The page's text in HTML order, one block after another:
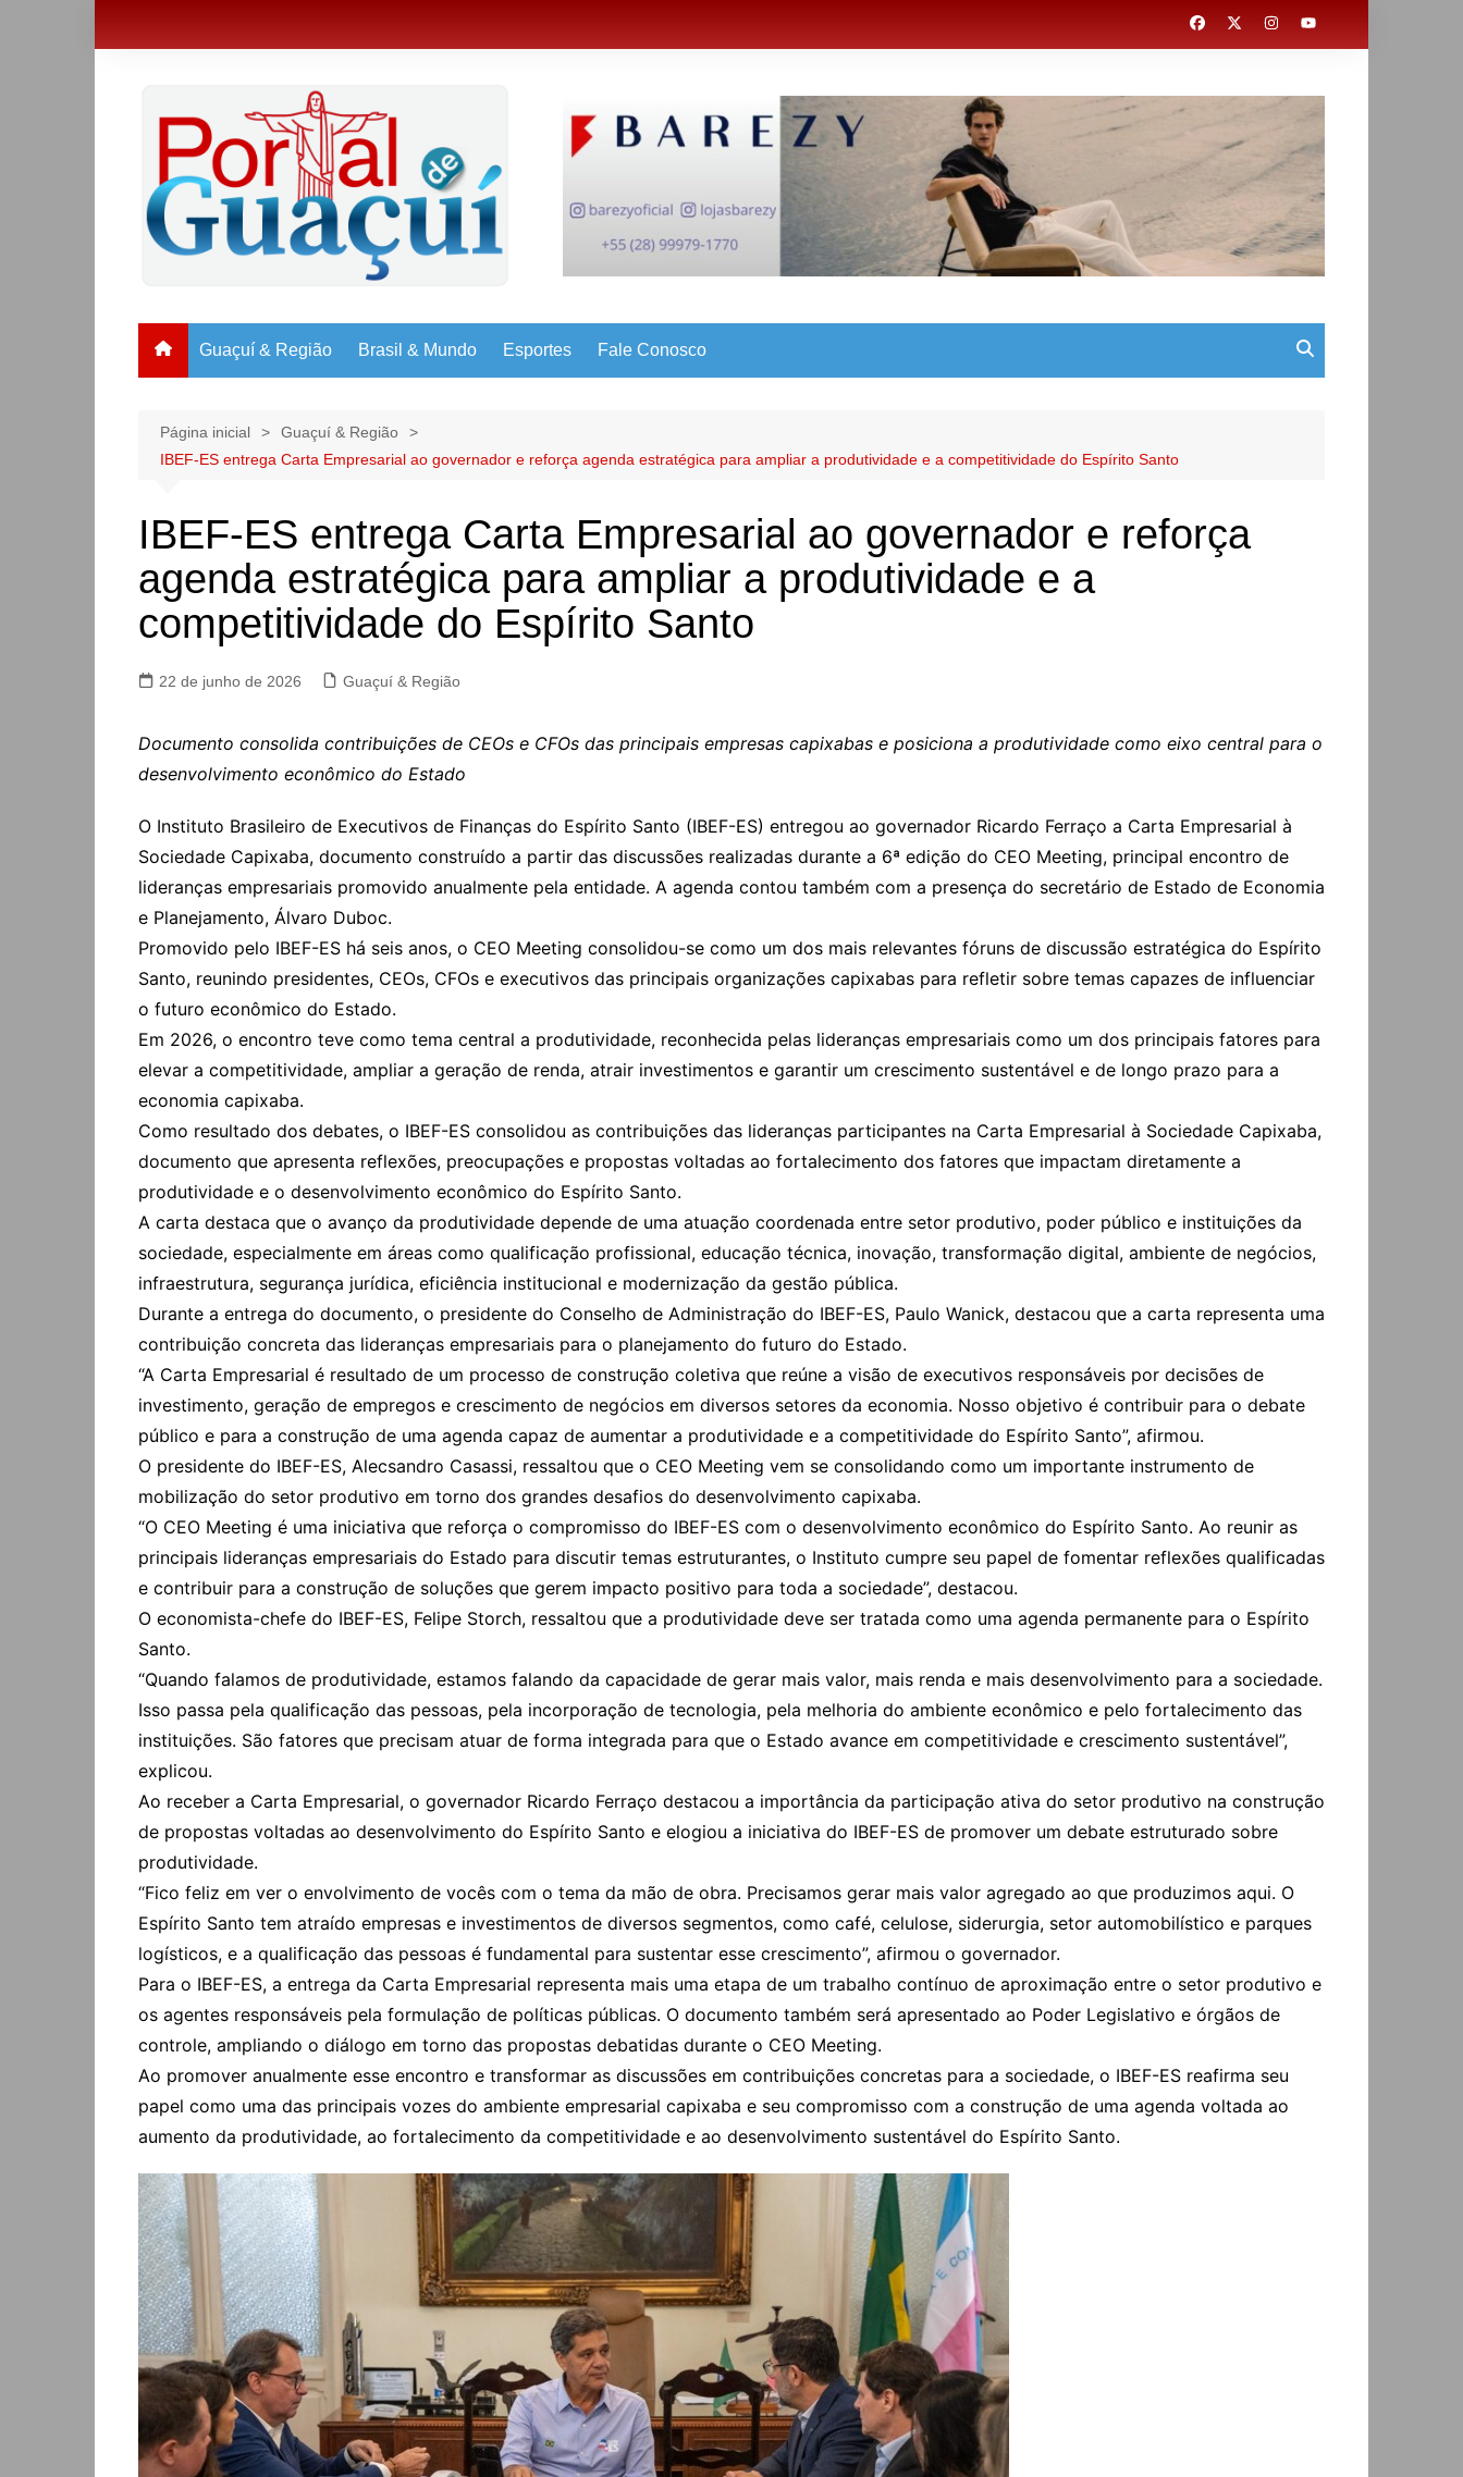
Guaçuí & Região Brasil & Mundo Esportes Fale Conosco
Página inicial
Guaçuí & Região
IBEF-ES entrega Carta Empresarial ao governador e reforça agenda estratégica para ampliar a produtividade e a competitividade do Espírito Santo
IBEF-ES entrega Carta Empresarial ao governador e reforça
agenda estratégica para ampliar a produtividade e a
competitividade do Espírito Santo
22 de junho de 2026 Guaçuí & Região
Documento consolida contribuições de CEOs e CFOs das principais empresas capixabas e posiciona a produtividade como eixo central para o
desenvolvimento econômico do Estado
O Instituto Brasileiro de Executivos de Finanças do Espírito Santo (IBEF-ES) entregou ao governador Ricardo Ferraço a Carta Empresarial à
Sociedade Capixaba, documento construído a partir das discussões realizadas durante a 6ª edição do CEO Meeting, principal encontro de
lideranças empresariais promovido anualmente pela entidade. A agenda contou também com a presença do secretário de Estado de Economia
e Planejamento, Álvaro Duboc.
Promovido pelo IBEF-ES há seis anos, o CEO Meeting consolidou-se como um dos mais relevantes fóruns de discussão estratégica do Espírito
Santo, reunindo presidentes, CEOs, CFOs e executivos das principais organizações capixabas para refletir sobre temas capazes de influenciar
o futuro econômico do Estado.
Em 2026, o encontro teve como tema central a produtividade, reconhecida pelas lideranças empresariais como um dos principais fatores para
elevar a competitividade, ampliar a geração de renda, atrair investimentos e garantir um crescimento sustentável e de longo prazo para a
economia capixaba.
Como resultado dos debates, o IBEF-ES consolidou as contribuições das lideranças participantes na Carta Empresarial à Sociedade Capixaba,
documento que apresenta reflexões, preocupações e propostas voltadas ao fortalecimento dos fatores que impactam diretamente a
produtividade e o desenvolvimento econômico do Espírito Santo.
A carta destaca que o avanço da produtividade depende de uma atuação coordenada entre setor produtivo, poder público e instituições da
sociedade, especialmente em áreas como qualificação profissional, educação técnica, inovação, transformação digital, ambiente de negócios,
infraestrutura, segurança jurídica, eficiência institucional e modernização da gestão pública.
Durante a entrega do documento, o presidente do Conselho de Administração do IBEF-ES, Paulo Wanick, destacou que a carta representa uma
contribuição concreta das lideranças empresariais para o planejamento do futuro do Estado.
“A Carta Empresarial é resultado de um processo de construção coletiva que reúne a visão de executivos responsáveis por decisões de
investimento, geração de empregos e crescimento de negócios em diversos setores da economia. Nosso objetivo é contribuir para o debate
público e para a construção de uma agenda capaz de aumentar a produtividade e a competitividade do Espírito Santo”, afirmou.
O presidente do IBEF-ES, Alecsandro Casassi, ressaltou que o CEO Meeting vem se consolidando como um importante instrumento de
mobilização do setor produtivo em torno dos grandes desafios do desenvolvimento capixaba.
“O CEO Meeting é uma iniciativa que reforça o compromisso do IBEF-ES com o desenvolvimento econômico do Espírito Santo. Ao reunir as
principais lideranças empresariais do Estado para discutir temas estruturantes, o Instituto cumpre seu papel de fomentar reflexões qualificadas
e contribuir para a construção de soluções que gerem impacto positivo para toda a sociedade”, destacou.
O economista-chefe do IBEF-ES, Felipe Storch, ressaltou que a produtividade deve ser tratada como uma agenda permanente para o Espírito
Santo.
“Quando falamos de produtividade, estamos falando da capacidade de gerar mais valor, mais renda e mais desenvolvimento para a sociedade.
Isso passa pela qualificação das pessoas, pela incorporação de tecnologia, pela melhoria do ambiente econômico e pelo fortalecimento das
instituições. São fatores que precisam atuar de forma integrada para que o Estado avance em competitividade e crescimento sustentável”,
explicou.
Ao receber a Carta Empresarial, o governador Ricardo Ferraço destacou a importância da participação ativa do setor produtivo na construção
de propostas voltadas ao desenvolvimento do Espírito Santo e elogiou a iniciativa do IBEF-ES de promover um debate estruturado sobre
produtividade.
“Fico feliz em ver o envolvimento de vocês com o tema da mão de obra. Precisamos gerar mais valor agregado ao que produzimos aqui. O
Espírito Santo tem atraído empresas e investimentos de diversos segmentos, como café, celulose, siderurgia, setor automobilístico e parques
logísticos, e a qualificação das pessoas é fundamental para sustentar esse crescimento”, afirmou o governador.
Para o IBEF-ES, a entrega da Carta Empresarial representa mais uma etapa de um trabalho contínuo de aproximação entre o setor produtivo e
os agentes responsáveis pela formulação de políticas públicas. O documento também será apresentado ao Poder Legislativo e órgãos de
controle, ampliando o diálogo em torno das propostas debatidas durante o CEO Meeting.
Ao promover anualmente esse encontro e transformar as discussões em contribuições concretas para a sociedade, o IBEF-ES reafirma seu
papel como uma das principais vozes do ambiente empresarial capixaba e seu compromisso com a construção de uma agenda voltada ao
aumento da produtividade, ao fortalecimento da competitividade e ao desenvolvimento sustentável do Espírito Santo.